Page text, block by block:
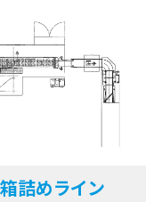
詰めライン